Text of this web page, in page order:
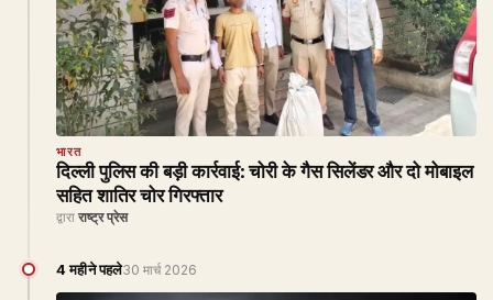
भारत
दिल्ली पुलिस की बड़ी कार्रवाई: चोरी के गैस सिलेंडर और दो मोबाइल
सहित शातिर चोर गिरफ्तार
द्वारा राष्ट्र प्रेस
4 महीने पहले30 मार्च 2026